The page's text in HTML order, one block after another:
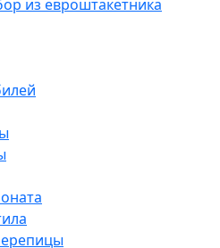
из евроштакетника